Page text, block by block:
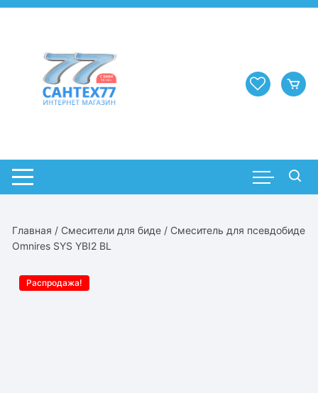
Перейти
Главная / Смесители для биде / Смеситель для псевдобиде
Omnires SYS YBI2 BL
Распродажа!